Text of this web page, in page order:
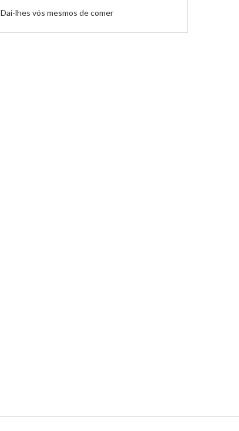
Dai-lhes vós mesmos de comer